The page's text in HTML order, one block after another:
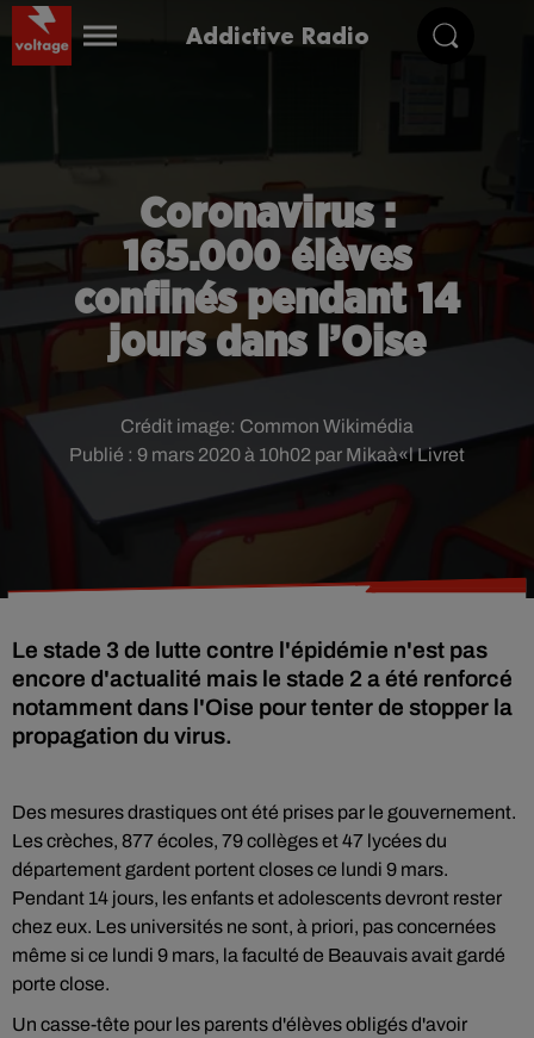
Addictive Radio
Coronavirus :
165.000 élèves
confinés pendant 14
jours dans l’Oise
Publié : 9 mars 2020 à 10h02 par Mikaà«l Livret
Crédit image: Common Wikimédia
Le stade 3 de lutte contre l'épidémie n'est pas
encore d'actualité mais le stade 2 a été renforcé
notamment dans l'Oise pour tenter de stopper la
propagation du virus.
Des mesures drastiques ont été prises par le gouvernement.
Les crèches, 877 écoles, 79 collèges et 47 lycées du
département gardent portent closes ce lundi 9 mars.
Pendant 14 jours, les enfants et adolescents devront rester
chez eux. Les universités ne sont, à priori, pas concernées
même si ce lundi 9 mars, la faculté de Beauvais avait gardé
porte close.
Un casse-tête pour les parents d'élèves obligés d'avoir